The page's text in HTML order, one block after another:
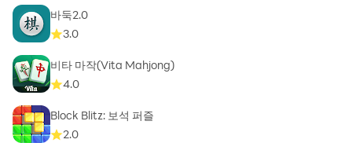
----
개발자 연락처 :
고객센터 연락처: 02-1588-3995
고객센터 이메일: netmarbles@igsinc.co.kr
서울시 구로구 디지털로 26길 38 지타워
사업자 번호 : 105-87-64746
바둑2.0
3.0
비타 마작(Vita Mahjong)
4.0
Block Blitz: 보석 퍼즐
2.0